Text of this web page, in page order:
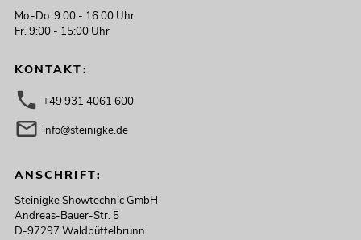
Mo.-Do. 9:00 - 16:00 Uhr
Fr. 9:00 - 15:00 Uhr
KONTAKT:
+49 931 4061 600
info@steinigke.de
ANSCHRIFT:
Steinigke Showtechnic GmbH
Andreas-Bauer-Str. 5
D-97297 Waldbüttelbrunn